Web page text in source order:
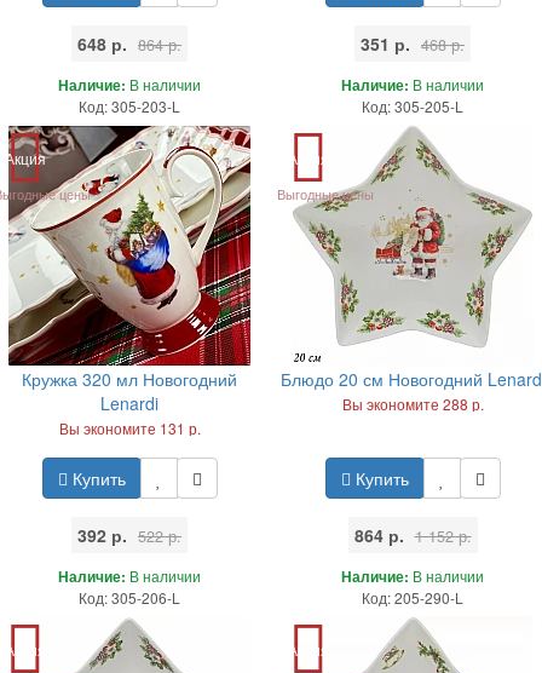
648 р. 864 р.
Наличие: В наличии
Код: 305-203-L
351 р. 468 р.
Наличие: В наличии
Код: 305-205-L
Акция
цены
Кружка 320 мл Новогодний
Lenardi
Вы экономите 131 р.
Купить
392 р. 522 р.
Наличие: В наличии
Код: 305-206-L
Акция
Выгодные цены
Блюдо 20 см Новогодний
Вы экономите 288 р.
Купить
864 р. 1 152 р.
Наличие: В наличии
Код: 205-290-L
Акция Акция